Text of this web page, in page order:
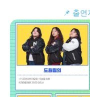
📌 출